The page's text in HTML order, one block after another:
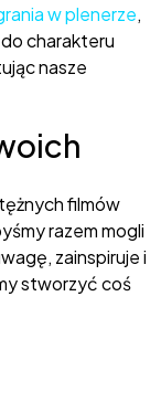
w plenerze,
charakteru
nasze
filmów
razem mogli
zainspiruje i
stworzyć coś